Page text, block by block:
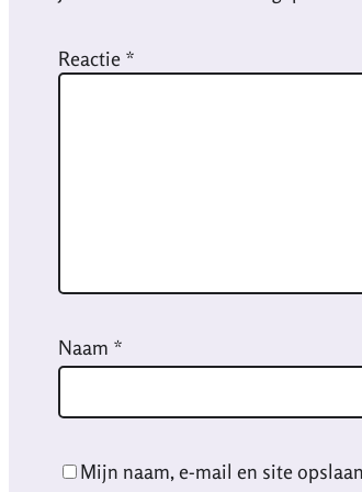
Reactie *
Naam *
Mijn naam, e-mail en site